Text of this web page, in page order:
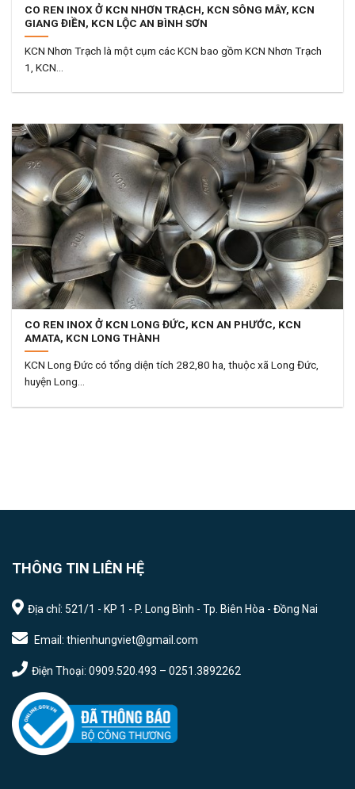
CO REN INOX Ở KCN NHƠN TRẠCH, KCN SÔNG MÂY, KCN
GIANG ĐIỀN, KCN LỘC AN BÌNH SƠN
KCN Nhơn Trạch là một cụm các KCN bao gồm KCN Nhơn Trạch
1, KCN...
CO REN INOX Ở KCN LONG ĐỨC, KCN AN PHƯỚC, KCN
AMATA, KCN LONG THÀNH
KCN Long Đức có tổng diện tích 282,80 ha, thuộc xã Long Đức,
huyện Long...
THÔNG TIN LIÊN HỆ
Địa chỉ: 521/1 - KP 1 - P. Long Bình - Tp. Biên Hòa - Đồng Nai
Email: thienhungviet@gmail.com
Điện Thoại: 0909.520.493 – 0251.3892262